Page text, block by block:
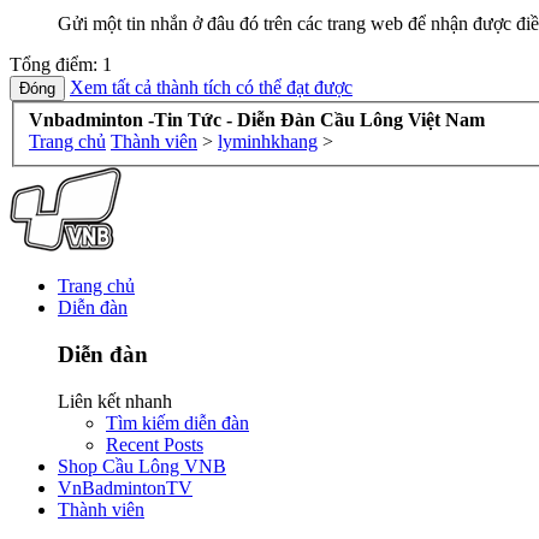
Gửi một tin nhắn ở đâu đó trên các trang web để nhận được
Tổng điểm: 1
Xem tất cả thành tích có thể đạt được
Vnbadminton -Tin Tức - Diễn Đàn Cầu Lông Việt Nam
Trang chủ Thành viên > lyminhkhang >
Trang chủ
Diễn đàn
Diễn đàn
Liên kết nhanh
Tìm kiếm diễn đàn
Recent Posts
Shop Cầu Lông VNB
VnBadmintonTV
Thành viên